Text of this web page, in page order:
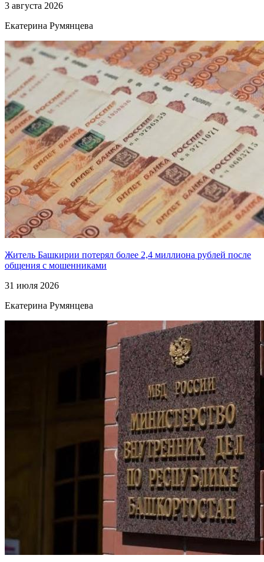
3 августа 2026
Екатерина Румянцева
Житель Башкирии потерял более 2,4 миллиона рублей после
общения с мошенниками
31 июля 2026
Екатерина Румянцева